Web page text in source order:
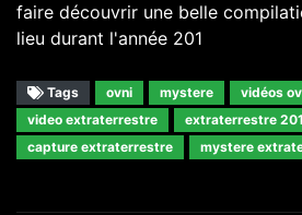
faire découvrir une belle
lieu durant l'année 201
Tags ovni mystere vidéos
video extraterrestre
extraterrestre
capture extraterrestre
mystere